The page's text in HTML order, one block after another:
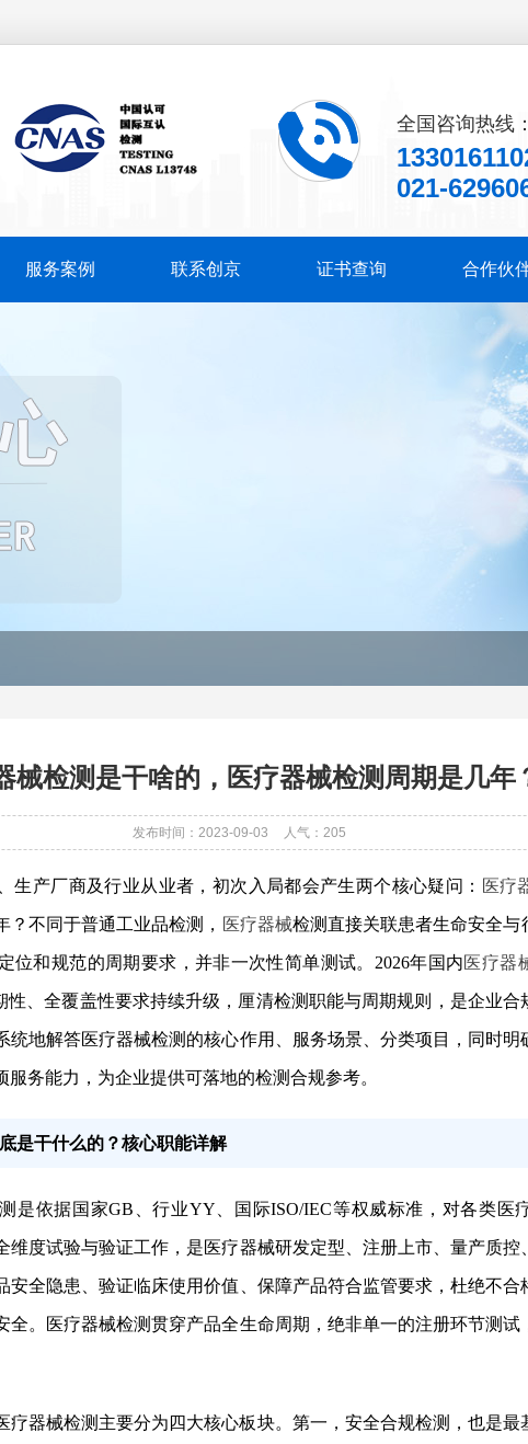
全国咨询热线：
021-
服务案例 联系创京 证书查询 合作伙
···
械检测是干啥的，医疗器械检测周期是几年
发布时间：2023-09-03 人气： 205
生产厂商及行业从业者，初次入局都会产生两个核心疑问： 医疗
？不同于普通工业品检测， 医疗器械检测直接关联患者生命安全与
位和规范的周期要求，并非一次性简单测试。2026年国内医疗器
性、全覆盖性要求持续升级，厘清检测职能与周期规则，是企业合
统地解答医疗器械检测的核心作用、服务场景、分类项目，同时明
服务能力，为企业提供可落地的检测合规参考。
是干什么的？核心职能详解
是依据国家GB、行业YY、国际ISO/IEC等权威标准，对各类医
维度试验与验证工作，是医疗器械研发定型、注册上市、量产质控
安全隐患、验证临床使用价值、保障产品符合监管要求，杜绝不合
全。医疗器械检测贯穿产品全生命周期，绝非单一的注册环节测试
疗器械检测主要分为四大核心板块。第一，安全合规检测，也是